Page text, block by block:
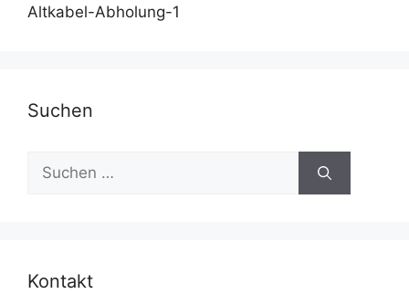
Altkabel-Abholung-1
Suchen
Suchen
nach:
Kontakt